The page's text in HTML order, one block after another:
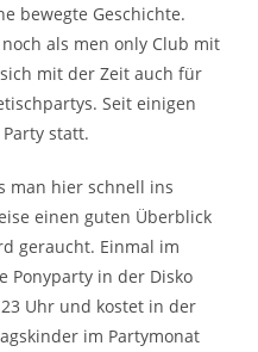
bewegte Geschichte.
als men only Club mit
mit der Zeit auch für
Seit einigen
statt.
man hier schnell ins
einen guten Überblick
geraucht. Einmal im
Ponyparty in der Disko
Uhr und kostet in der
im Partymonat